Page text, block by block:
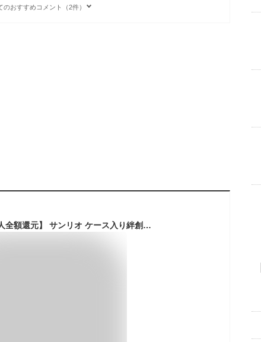
のおすすめコメント（2件）
【決算SALE50人に1人全額還元】 サンリオ ケース入り絆創膏 10枚入 絆創膏 ケース付き ばんそうこう カットバン ダイカット グッズ かわいい キャラクター 子供